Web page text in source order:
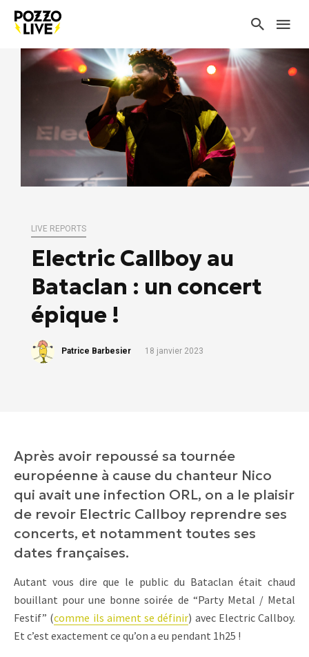
LIVE REPORTS
Electric Callboy au
Bataclan : un concert
épique !
Patrice Barbesier 18 janvier 2023
Après avoir repoussé sa tournée
européenne à cause du chanteur Nico
qui avait une infection ORL, on a le plaisir
de revoir Electric Callboy reprendre ses
concerts, et notamment toutes ses
dates françaises.
Autant vous dire que le public du Bataclan était chaud
bouillant pour une bonne soirée de “Party Metal / Metal
Festif” (comme ils aiment se définir) avec Electric Callboy.
Et c’est exactement ce qu’on a eu pendant 1h25 !